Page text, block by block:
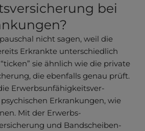
bei
nicht sagen, weil die
Erkrankte unterschiedlich
sie ähnlich wie die private
die ebenfalls genau prüft.
Erwerbsun­fähigkeitsver­
Erkrankungen, wie
Mit der Erwerbs­
und Bandscheiben­